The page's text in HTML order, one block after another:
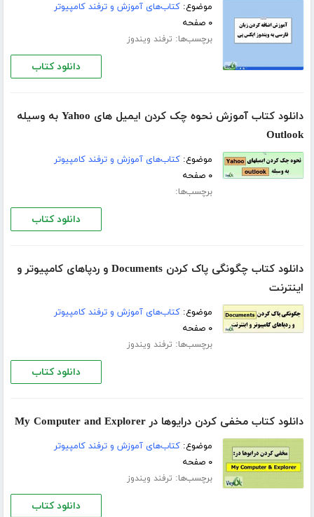
موضوع:کتاب‌های آموزش و ترفند کامپیوتر
۰ صفحه
برچسب‌ها: ترفند ویندوز
دانلود کتاب
دانلود کتاب آموزش نحوه چک کردن ایمیل های Yahoo به وسیله
Outlook
موضوع:کتاب‌های آموزش و ترفند کامپیوتر
۰ صفحه
برچسب‌ها:
دانلود کتاب
دانلود کتاب چگونگی پاک کردن Documents و ردپاهای کامپیوتر و
اینترنت
موضوع:کتاب‌های آموزش و ترفند کامپیوتر
۰ صفحه
برچسب‌ها: ترفند ویندوز
دانلود کتاب
دانلود کتاب مخفی کردن درایوها در My Computer and Explorer
موضوع:کتاب‌های آموزش و ترفند کامپیوتر
۰ صفحه
برچسب‌ها: ترفند ویندوز
دانلود کتاب